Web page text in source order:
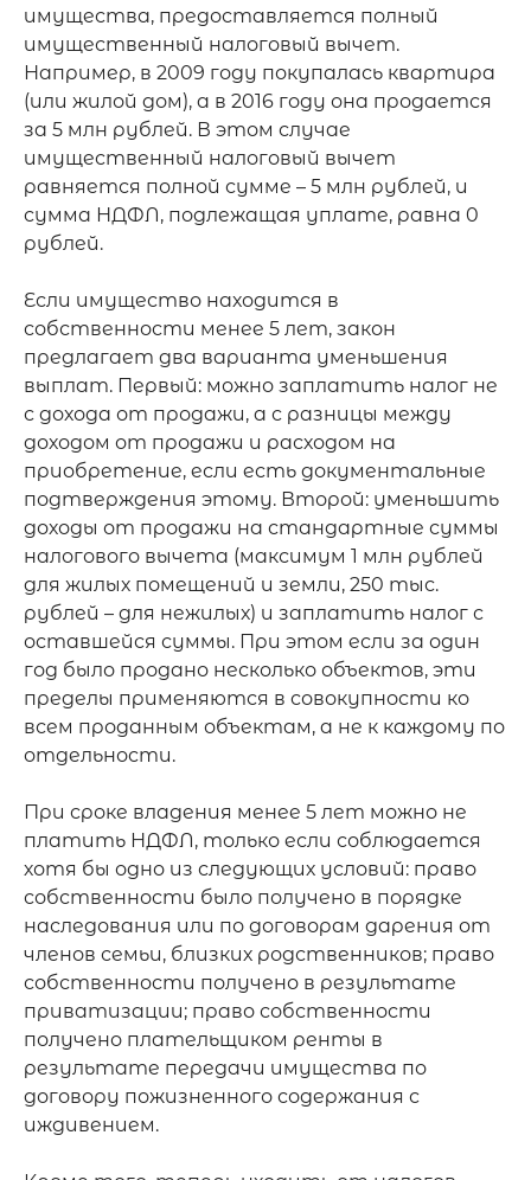
имущества, предоставляется полный
имущественный налоговый вычет.
Например, в 2009 году покупалась квартира
(или жилой дом), а в 2016 году она продается
за 5 млн рублей. В этом случае
имущественный налоговый вычет
равняется полной сумме – 5 млн рублей, и
сумма НДФЛ, подлежащая уплате, равна 0
рублей.
Если имущество находится в
собственности менее 5 лет, закон
предлагает два варианта уменьшения
выплат. Первый: можно заплатить налог не
с дохода от продажи, а с разницы между
доходом от продажи и расходом на
приобретение, если есть документальные
подтверждения этому. Второй: уменьшить
доходы от продажи на стандартные суммы
налогового вычета (максимум 1 млн рублей
для жилых помещений и земли, 250 тыс.
рублей – для нежилых) и заплатить налог с
оставшейся суммы. При этом если за один
год было продано несколько объектов, эти
пределы применяются в совокупности ко
всем проданным объектам, а не к каждому по
отдельности.
При сроке владения менее 5 лет можно не
платить НДФЛ, только если соблюдается
хотя бы одно из следующих условий: право
собственности было получено в порядке
наследования или по договорам дарения от
членов семьи, близких родственников; право
собственности получено в результате
приватизации; право собственности
получено плательщиком ренты в
результате передачи имущества по
договору пожизненного содержания с
иждивением.